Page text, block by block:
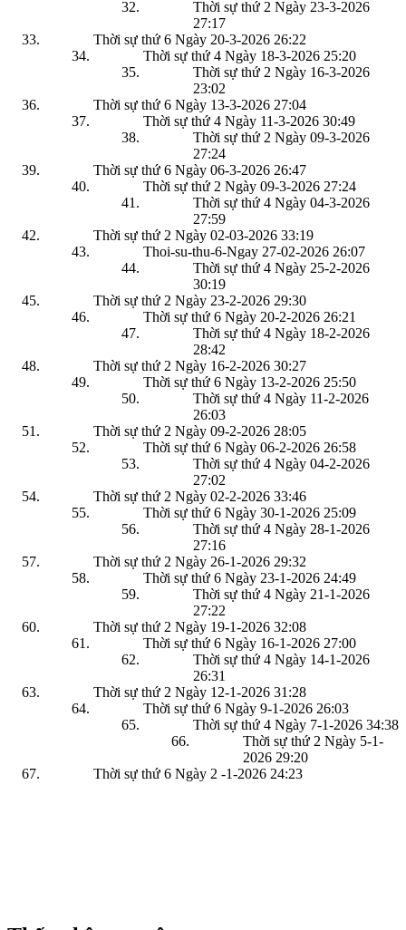
Thời sự thứ 2 Ngày 23-3-2026
27:17
Thời sự thứ 6 Ngày 20-3-2026 26:22
Thời sự thứ 4 Ngày 18-3-2026 25:20
Thời sự thứ 2 Ngày 16-3-2026
23:02
Thời sự thứ 6 Ngày 13-3-2026 27:04
Thời sự thứ 4 Ngày 11-3-2026 30:49
Thời sự thứ 2 Ngày 09-3-2026
27:24
Thời sự thứ 6 Ngày 06-3-2026 26:47
Thời sự thứ 2 Ngày 09-3-2026 27:24
Thời sự thứ 4 Ngày 04-3-2026
27:59
Thời sự thứ 2 Ngày 02-03-2026 33:19
Thoi-su-thu-6-Ngay 27-02-2026 26:07
Thời sự thứ 4 Ngày 25-2-2026
30:19
Thời sự thứ 2 Ngày 23-2-2026 29:30
Thời sự thứ 6 Ngày 20-2-2026 26:21
Thời sự thứ 4 Ngày 18-2-2026
28:42
Thời sự thứ 2 Ngày 16-2-2026 30:27
Thời sự thứ 6 Ngày 13-2-2026 25:50
Thời sự thứ 4 Ngày 11-2-2026
26:03
Thời sự thứ 2 Ngày 09-2-2026 28:05
Thời sự thứ 6 Ngày 06-2-2026 26:58
Thời sự thứ 4 Ngày 04-2-2026
27:02
Thời sự thứ 2 Ngày 02-2-2026 33:46
Thời sự thứ 6 Ngày 30-1-2026 25:09
Thời sự thứ 4 Ngày 28-1-2026
27:16
Thời sự thứ 2 Ngày 26-1-2026 29:32
Thời sự thứ 6 Ngày 23-1-2026 24:49
Thời sự thứ 4 Ngày 21-1-2026
27:22
Thời sự thứ 2 Ngày 19-1-2026 32:08
Thời sự thứ 6 Ngày 16-1-2026 27:00
Thời sự thứ 4 Ngày 14-1-2026
26:31
Thời sự thứ 2 Ngày 12-1-2026 31:28
Thời sự thứ 6 Ngày 9-1-2026 26:03
Thời sự thứ 4 Ngày 7-1-2026 34:38
Thời sự thứ 2 Ngày 5-1-
2026 29:20
Thời sự thứ 6 Ngày 2 -1-2026 24:23